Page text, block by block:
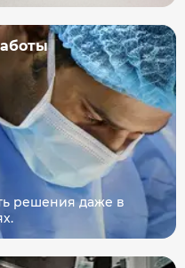
решения даже в